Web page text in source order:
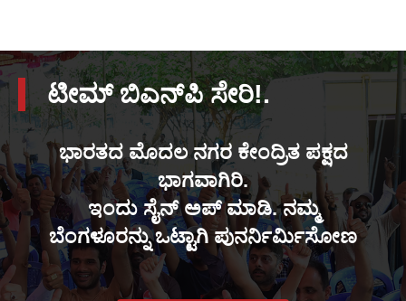
ಟೀಮ್ ಬಿಎನ್‌ಪಿ ಸೇರಿ!.
ಭಾರತದ ಮೊದಲ ನಗರ ಕೇಂದ್ರಿತ ಪಕ್ಷದ
ಭಾಗವಾಗಿರಿ.
ಇಂದು ಸೈನ್ ಅಪ್ ಮಾಡಿ. ನಮ್ಮ
ಬೆಂಗಳೂರನ್ನು ಒಟ್ಟಾಗಿ ಪುನರ್ನಿರ್ಮಿಸೋಣ